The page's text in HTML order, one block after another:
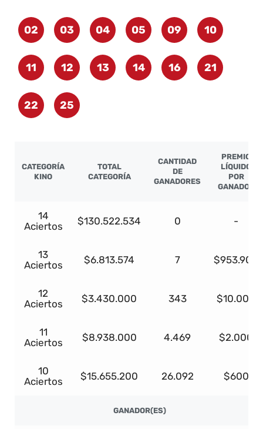
02 03 04 05 09 10
11 12 13 14 16 21
22 25
CATEGORÍA
KINO
TOTAL
CATEGORÍA
CANTIDAD
DE
GANADORES
PREMIO
LÍQUIDO
POR
GANADOR
14
Aciertos
$130.522.534 0 -
13
Aciertos
$6.813.574 7 $953.900
12
Aciertos
$3.430.000 343 $10.000
11
Aciertos
$8.938.000 4.469 $2.000
10
Aciertos
$15.655.200 26.092 $600
GANADOR(ES)